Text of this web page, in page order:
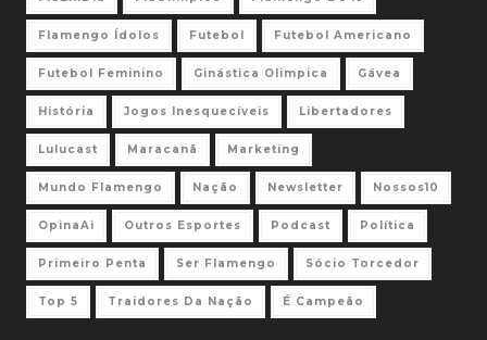
Flamengo Ídolos Futebol Futebol Americano
Futebol Feminino Ginástica Olimpica Gávea
História Jogos Inesquecíveis Libertadores
Lulucast Maracanã Marketing
Mundo Flamengo Nação Newsletter Nossos10
OpinaAi Outros Esportes Podcast Política
Primeiro Penta Ser Flamengo Sócio Torcedor
Top 5 Traidores Da Nação É Campeão